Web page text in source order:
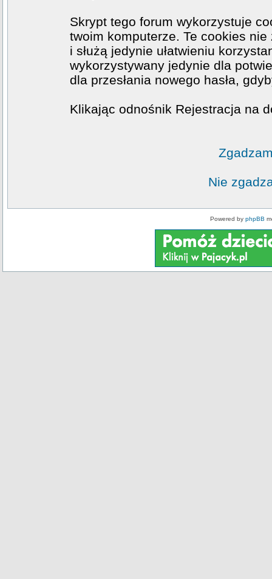
Skrypt tego forum wykorzystuje
twoim komputerze. Te cookies
i służą jedynie ułatwieniu
wykorzystywany jedynie dla
dla przesłania nowego hasła,
Klikając odnośnik Rejestracja na
Nie
Powered by phpBB